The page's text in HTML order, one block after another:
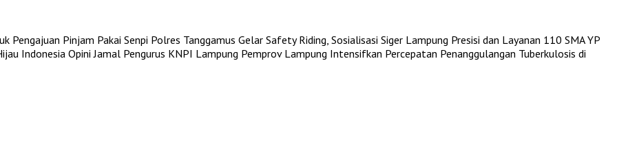
Pengajuan Pinjam Pakai Senpi Polres Tanggamus Gelar Safety Riding, Sosialisasi Siger Lampung Presisi dan Layanan 110 SMA YP
Indonesia Opini Jamal Pengurus KNPI Lampung Pemprov Lampung Intensifkan Percepatan Penanggulangan Tuberkulosis di